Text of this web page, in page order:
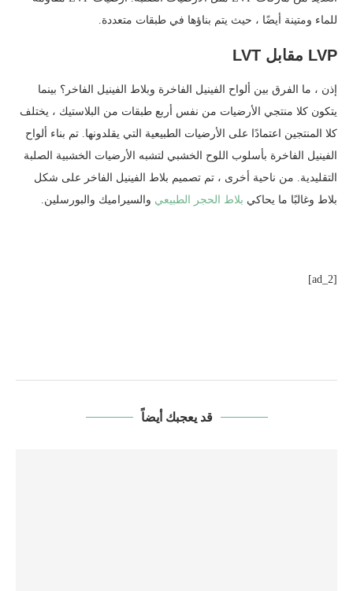
للماء ومتينة أيضًا ، حيث يتم بناؤها في طبقات متعددة.
LVP مقابل LVT
إذن ، ما الفرق بين ألواح الفينيل الفاخرة وبلاط الفينيل الفاخر؟ بينما
يتكون كلا منتجي الأرضيات من نفس أربع طبقات من البلاستيك ، يختلف
كلا المنتجين اعتمادًا على الأرضيات الطبيعية التي يقلدونها. تم بناء ألواح
الفينيل الفاخرة بأسلوب اللوح الخشبي لتشبه الأرضيات الخشبية الصلبة
التقليدية. من ناحية أخرى ، تم تصميم بلاط الفينيل الفاخر على شكل
بلاط وغالبًا ما يحاكي بلاط الحجر الطبيعي والسيراميك والبورسلين.
[ad_2]
قد يعجبك أيضاً